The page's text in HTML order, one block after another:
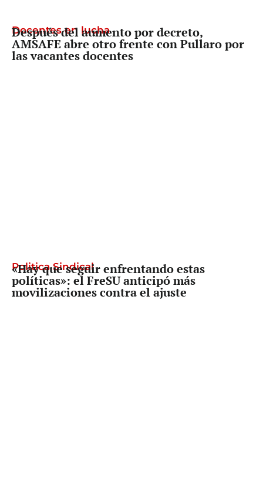
Docentes en lucha
Después del aumento por decreto,
AMSAFE abre otro frente con Pullaro por
las vacantes docentes
Politica Sindical
«Hay que seguir enfrentando estas
políticas»: el FreSU anticipó más
movilizaciones contra el ajuste